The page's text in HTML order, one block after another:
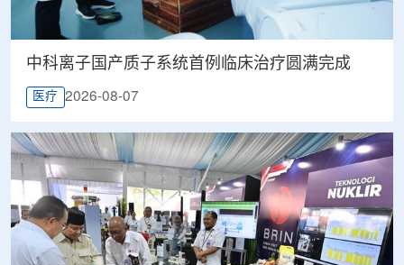
中科离子国产质子系统首例临床治疗圆满完成
医疗 2026-08-07